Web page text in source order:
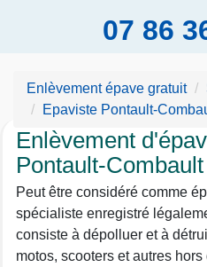
07 86
Enlèvement épave gratuit
Epaviste Pontault-
Enlèvement
Pontault-
Peut être considéré comme
spécialiste enregistré
consiste à dépolluer et à
motos, scooters et autres